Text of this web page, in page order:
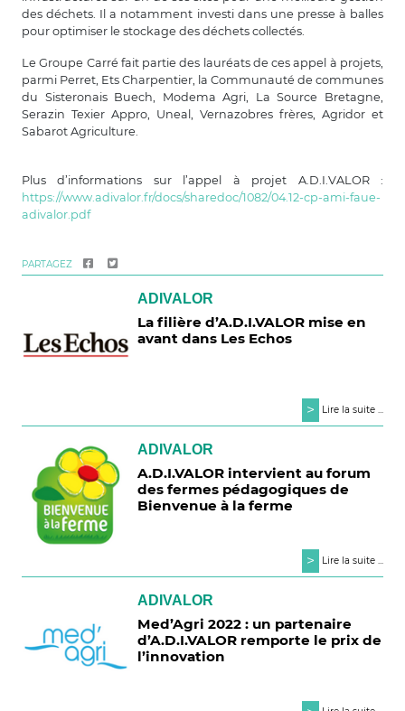
des déchets. Il a notamment investi dans une presse à balles
pour optimiser le stockage des déchets collectés.
Le Groupe Carré fait partie des lauréats de ces appel à projets,
parmi Perret, Ets Charpentier, la Communauté de communes
du Sisteronais Buech, Modema Agri, La Source Bretagne,
Serazin Texier Appro, Uneal, Vernazobres frères, Agridor et
Sabarot Agriculture.
Plus d’informations sur l’appel à projet A.D.I.VALOR :
https://www.adivalor.fr/docs/sharedoc/1082/04.12-cp-ami-faue-
adivalor.pdf
PARTAGEZ
ADIVALOR
La filière d’A.D.I.VALOR mise en
avant dans Les Echos
> Lire la suite ...
ADIVALOR
A.D.I.VALOR intervient au forum
des fermes pédagogiques de
Bienvenue à la ferme
> Lire la suite ...
ADIVALOR
Med’Agri 2022 : un partenaire
d’A.D.I.VALOR remporte le prix de
l’innovation